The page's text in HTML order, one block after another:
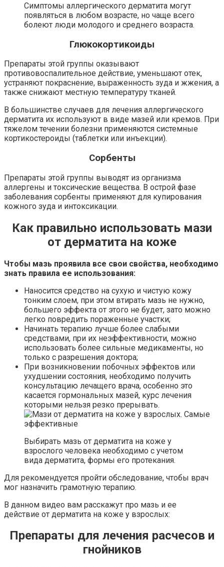
Симптомы аллергического дерматита могут
появляться в любом возрасте, но чаще всего
болеют люди молодого и среднего возраста.
Глюкокортикоиды
Препараты этой группы оказывают
противовоспалительное действие, уменьшают отек,
устраняют покраснение, выраженность зуда и жжения, а
также снижают местную температуру тканей.
В большинстве случаев для лечения аллергического
дерматита их используют в виде мазей или кремов. При
тяжелом течении болезни применяются системные
кортикостероиды (таблетки или инъекции).
Сорбенты
Препараты этой группы выводят из организма
аллергены и токсические вещества. В острой фазе
заболевания сорбенты применяют для купирования
кожного зуда и интоксикации.
Как правильно использовать мази
от дерматита на коже
Чтобы мазь проявила все свои свойства, необходимо
знать правила ее использования:
Наносится средство на сухую и чистую кожу
тонким слоем, при этом втирать мазь не нужно,
большего эффекта от этого не будет, зато можно
легко повредить пораженные участки;
Начинать терапию лучше более слабыми
средствами, при их неэффективности, можно
использовать более сильные медикаменты, но
только с разрешения доктора;
При возникновении побочных эффектов или
ухудшении состояния, необходимо получить
консультацию лечащего врача, особенно это
касается гормональных мазей, курс лечения
которыми нельзя резко прерывать.
Выбирать мазь от дерматита на коже у
взрослого человека необходимо с учетом
вида дерматита, формы его протекания.
Для рекомендуется пройти обследование, чтобы врач
мог назначить грамотную терапию.
В данном видео вам расскажут про мазь и ее
действие от дерматита на коже у взрослых:
Препараты для лечения расчесов и
гнойников